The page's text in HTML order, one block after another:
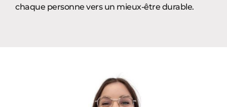
chaque personne vers un mieux-être durable.